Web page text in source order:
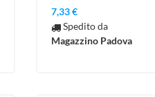
7,33 €
Spedito da
Magazzino Padova